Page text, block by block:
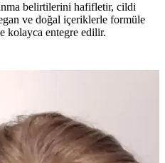
belirtilerini hafifletir, cildi
ve doğal içeriklerle formüle
kolayca entegre edilir.